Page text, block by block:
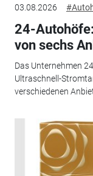
03.08.2026
24-
von sechs
Das Unternehmen
Ultraschnell-
verschiedenen